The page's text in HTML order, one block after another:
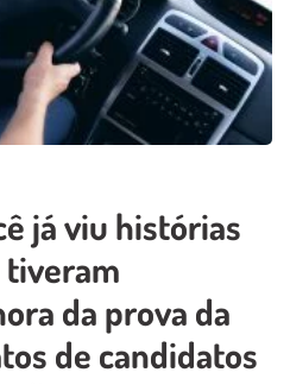
já viu histórias
tiveram
da prova da
de candidatos